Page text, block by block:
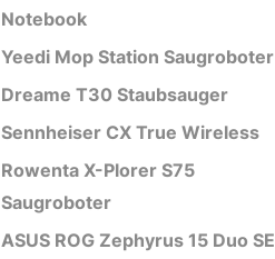
Notebook
Yeedi Mop Station Saugroboter
Dreame T30 Staubsauger
Sennheiser CX True Wireless
Rowenta X-Plorer S75
Saugroboter
ASUS ROG Zephyrus 15 Duo SE